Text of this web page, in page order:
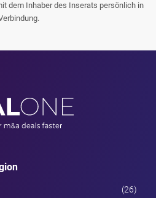
dem Inhaber des Inserats persönlich in
(26)